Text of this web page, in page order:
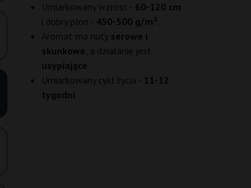
Umiarkowany wzrost - 60-120 cm
i dobry plon - 450-500 g/m²
Aromat ma nuty serowe i
skunkowe , a działanie jest
usypiające
Umiarkowany cykl życia - 11-12
tygodni